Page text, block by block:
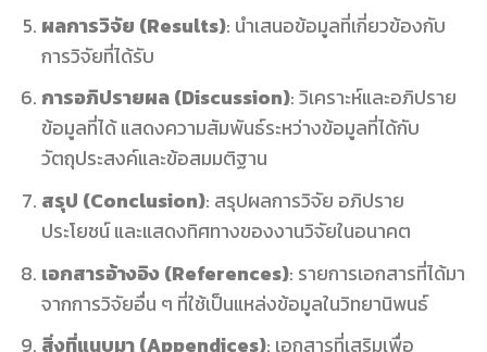
ผลการวิจัย (Results): นำเสนอข้อมูลที่เกี่ยวข้องกับ
การวิจัยที่ได้รับ
การอภิปรายผล (Discussion): วิเคราะห์และอภิปราย
ข้อมูลที่ได้ แสดงความสัมพันธ์ระหว่างข้อมูลที่ได้กับ
วัตถุประสงค์และข้อสมมติฐาน
สรุป (Conclusion): สรุปผลการวิจัย อภิปราย
ประโยชน์ และแสดงทิศทางของงานวิจัยในอนาคต
เอกสารอ้างอิง (References): รายการเอกสารที่ได้มา
จากการวิจัยอื่น ๆ ที่ใช้เป็นแหล่งข้อมูลในวิทยานิพนธ์
สิ่งที่แนบมา (Appendices): เอกสารที่เสริมเพื่อ